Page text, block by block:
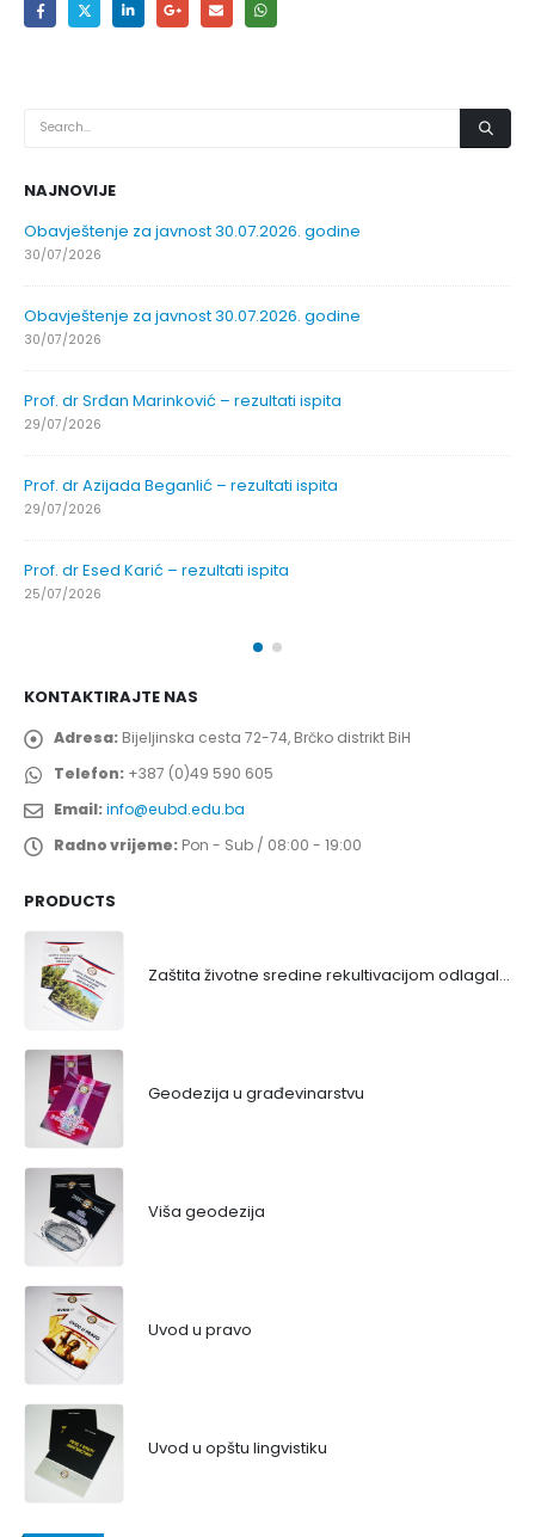
NAJNOVIJE
Obavještenje za javnost 30.07.2026. godine
30/07/2026
Obavještenje za javnost 30.07.2026. godine
30/07/2026
Prof. dr Srđan Marinković – rezultati ispita
29/07/2026
Prof. dr Azijada Beganlić – rezultati ispita
29/07/2026
Prof. dr Esed Karić – rezultati ispita
25/07/2026
KONTAKTIRAJTE NAS
Adresa: Bijeljinska cesta 72-74, Brčko distrikt BiH
Telefon: +387 (0)49 590 605
Email:info@eubd.edu.ba
Radno vrijeme: Pon - Sub / 08:00 - 19:00
PRODUCTS
Zaštita životne sredine rekultivacijom odlagališta
Geodezija u građevinarstvu
Viša geodezija
Uvod u pravo
Uvod u opštu lingvistiku